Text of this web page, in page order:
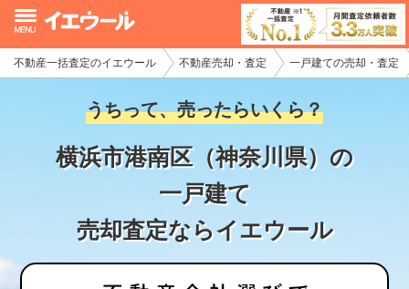
不動産一括査定のイエウール 不動産売却・査定 一戸建ての売却・査定
うちって、売ったらいくら？
横浜市港南区（神奈川県）の
一戸建て
売却査定ならイエウール
イエウール加盟希望の不動産会社様
初めての方へ
不動産売却の流れ